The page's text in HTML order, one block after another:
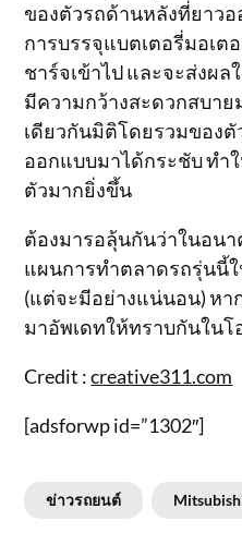
ของตัวรถด้านหลังที่ยาว
การบรรจุแบตเตอรี่มอเต
ชาร์จเข้าไป และจะส่งผ
มีความกว้างสะดวกสบา
เดียวกันมิติโดยรวมของ
ออกแบบมาได้กระชับ ทำ
ตัวมากยิ่งขึ้น
ต้องมารอลุ้นกันว่าในอน
แผนการทำตลาดรถรุ่นนี้
(แต่จะมีอย่างแน่นอน) หา
มาอัพเดทให้ทราบกันในโ
Credit :creative311.com
[adsforwp id=”1302″]
ข่าวรถยนต์